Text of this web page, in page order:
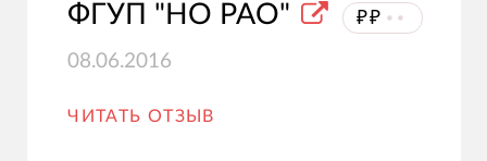
ФГУП "НО РАО" ₽₽ ⦁⦁
08.06.2016
ЧИТАТЬ ОТЗЫВ